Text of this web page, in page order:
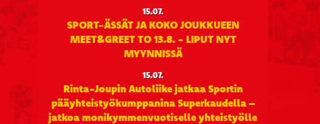
15.07.
SPORT-ÄSSÄT JA KOKO JOUKKUEEN
MEET&GREET TO 13.8. - LIPUT NYT
MYYNNISSÄ
15.07.
Rinta-Joupin Autoliike jatkaa Sportin
pääyhteistyökumppanina Superkaudella –
jatkoa monikymmenvuotiselle yhteistyölle